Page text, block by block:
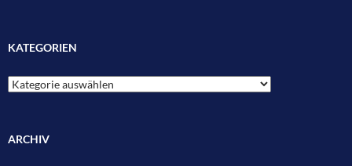
KATEGORIEN
Kategorien
ARCHIV